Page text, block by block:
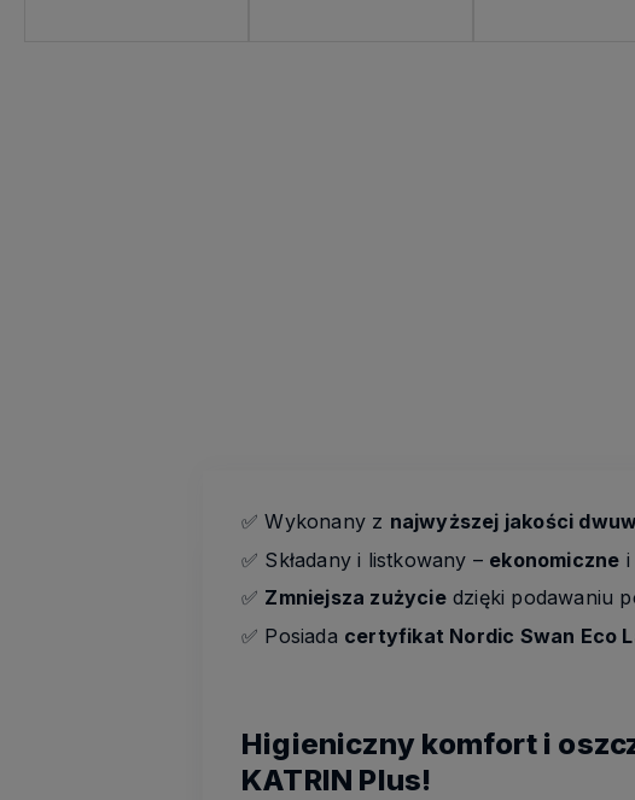
✅ Wykonany z najwyższej jakości
✅ Składany i listkowany – ekonomiczne i
✅ Zmniejsza zużyciedzięki podawaniu
✅ Posiada certyfikat Nordic Swan Eco
Higieniczny komfort i
KATRIN Plus!